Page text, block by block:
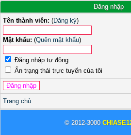
Đăng nhập
Tên thành viên: (Đăng ký)
Mật khẩu: (Quên mật khẩu)
Đăng nhập tự động
Ẩn trạng thái trực tuyến của tôi
Trang chủ
© 2012-3000